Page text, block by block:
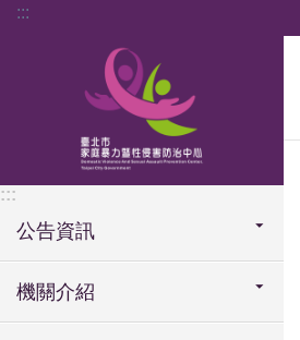
跳到主要內容區塊
:::
:::
公告資訊
機關介紹